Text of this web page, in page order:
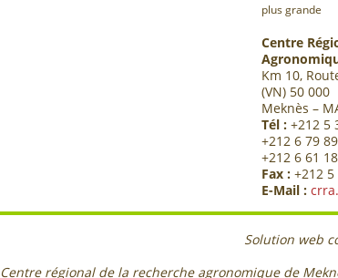
plus grande
Centre
Km 10,
(VN) 50 000
Meknès –
Tél : +212 5
+212 6 79
+212 6 61
Fax : +212
E-Mail :
Solution web
Centre régional de la recherche agronomique de